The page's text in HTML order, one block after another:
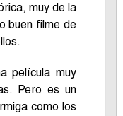
muy de la
buen filme de
película muy
Pero es un
como los